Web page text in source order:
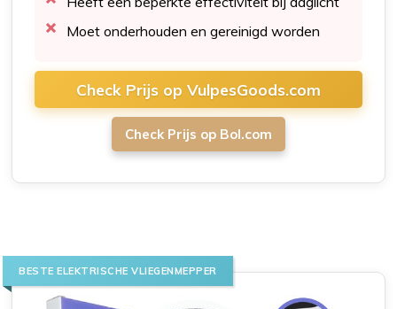
Moet onderhouden en gereinigd worden
Check Prijs op VulpesGoods.com
Check Prijs op Bol.com
BESTE ELEKTRISCHE VLIEGENMEPPER